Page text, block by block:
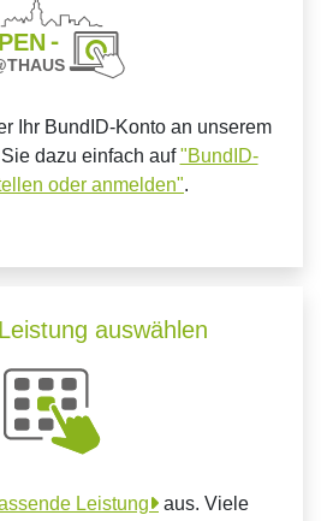
Ihr BundID-Konto an unserem
dazu einfach auf"BundID-
oder anmelden".
auswählen
Leistung
aus. Viele